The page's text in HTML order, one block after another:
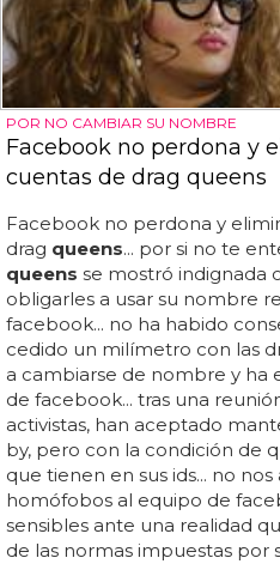
POR NO CAMBIAR SU NOMBRE
Facebook no perdona y
cuentas de drag queens
Facebook no perdona y
drag queens... por si no te
queens se mostró indignada
obligarles a usar su nombre
facebook... no ha habido
cedido un milímetro con las
a cambiarse de nombre y ha
de facebook... tras una
activistas, han aceptado
by, pero con la condición de
que tienen en sus ids... no
homófobos al equipo de
sensibles ante una realidad
de las normas impuestas por